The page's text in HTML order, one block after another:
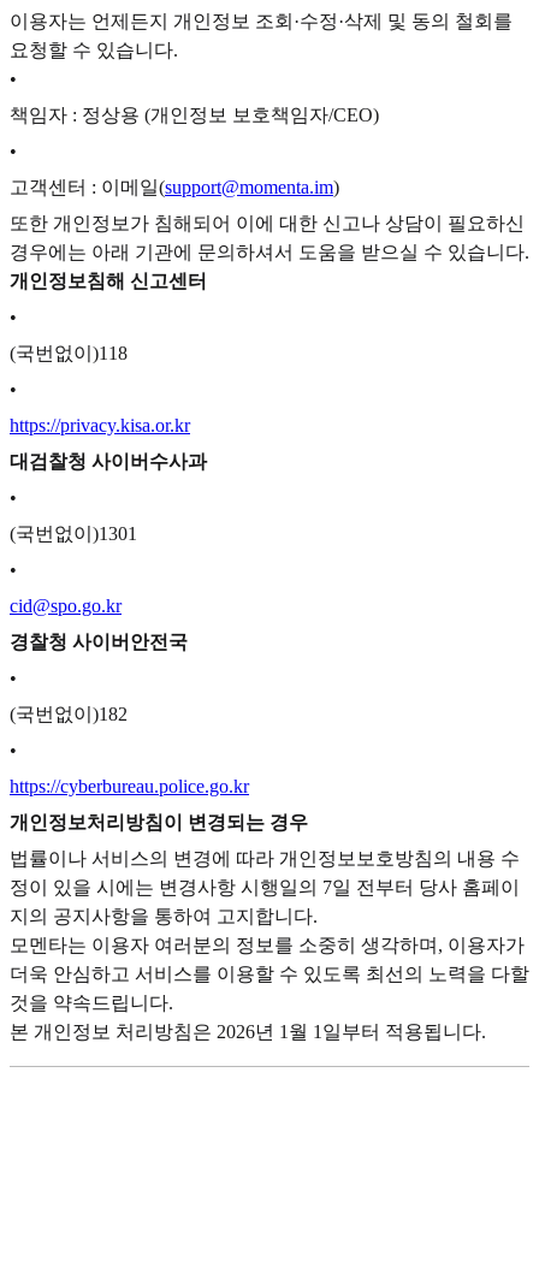
이용자는 언제든지 개인정보 조회·수정·삭제 및 동의 철회를
요청할 수 있습니다.
•
책임자 : 정상용 (개인정보 보호책임자/CEO)
•
고객센터 : 이메일(support@momenta.im)
또한 개인정보가 침해되어 이에 대한 신고나 상담이 필요하신
경우에는 아래 기관에 문의하셔서 도움을 받으실 수 있습니다.
개인정보침해 신고센터
•
(국번없이)118
•
https://privacy.kisa.or.kr
대검찰청 사이버수사과
•
(국번없이)1301
•
cid@spo.go.kr
경찰청 사이버안전국
•
(국번없이)182
•
https://cyberbureau.police.go.kr
개인정보처리방침이 변경되는 경우
법률이나 서비스의 변경에 따라 개인정보보호방침의 내용 수
정이 있을 시에는 변경사항 시행일의 7일 전부터 당사 홈페이
지의 공지사항을 통하여 고지합니다.
모멘타는 이용자 여러분의 정보를 소중히 생각하며, 이용자가
더욱 안심하고 서비스를 이용할 수 있도록 최선의 노력을 다할
것을 약속드립니다.
본 개인정보 처리방침은 2026년 1월 1일부터 적용됩니다.